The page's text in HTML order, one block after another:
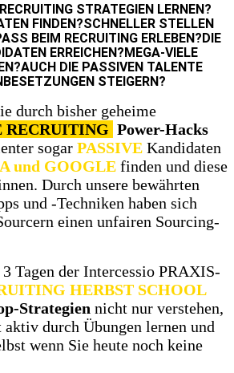
STRATEGIEN LERNEN?
FINDEN?SCHNELLER STELLEN
BEIM RECRUITING ERLEBEN?DIE
ERREICHEN?MEGA-VIELE
AUCH DIE PASSIVEN TALENTE
STEIGERN?
durch bisher geheime
RECRUITING Power-Hacks
sogarPASSIVEKandidaten
und GOOGLEfinden und diese
Durch unsere bewährten
und -Techniken haben sich
einen unfairen Sourcing-
Tagen der Intercessio PRAXIS-
HERBST SCHOOL
Strategien nicht nur verstehen,
aktiv durch Übungen lernen und
wenn Sie heute noch keine